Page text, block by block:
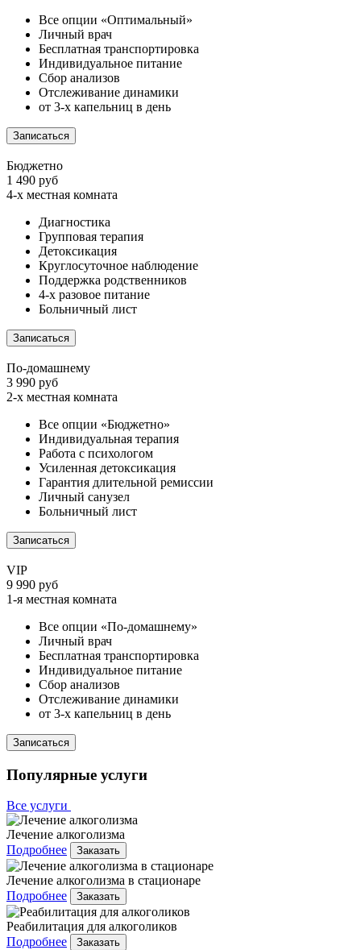
Все опции «Оптимальный»
Личный врач
Бесплатная транспортировка
Индивидуальное питание
Сбор анализов
Отслеживание динамики
от 3-х капельниц в день
Записаться
Бюджетно
1 490 руб
4-х местная комната
Диагностика
Групповая терапия
Детоксикация
Круглосуточное наблюдение
Поддержка родственников
4-х разовое питание
Больничный лист
Записаться
По-домашнему
3 990 руб
2-х местная комната
Все опции «Бюджетно»
Индивидуальная терапия
Работа с психологом
Усиленная детоксикация
Гарантия длительной ремиссии
Личный санузел
Больничный лист
Записаться
VIP
9 990 руб
1-я местная комната
Все опции «По-домашнему»
Личный врач
Бесплатная транспортировка
Индивидуальное питание
Сбор анализов
Отслеживание динамики
от 3-х капельниц в день
Записаться
Популярные услуги
Все услуги
Лечение алкоголизма
Подробнее
Заказать
Лечение алкоголизма в стационаре
Подробнее
Заказать
Реабилитация для алкоголиков
Подробнее
Заказать